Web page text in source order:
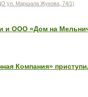
ул. Маршала Жукова, 74/1)
и ООО «Дом на
Компания»